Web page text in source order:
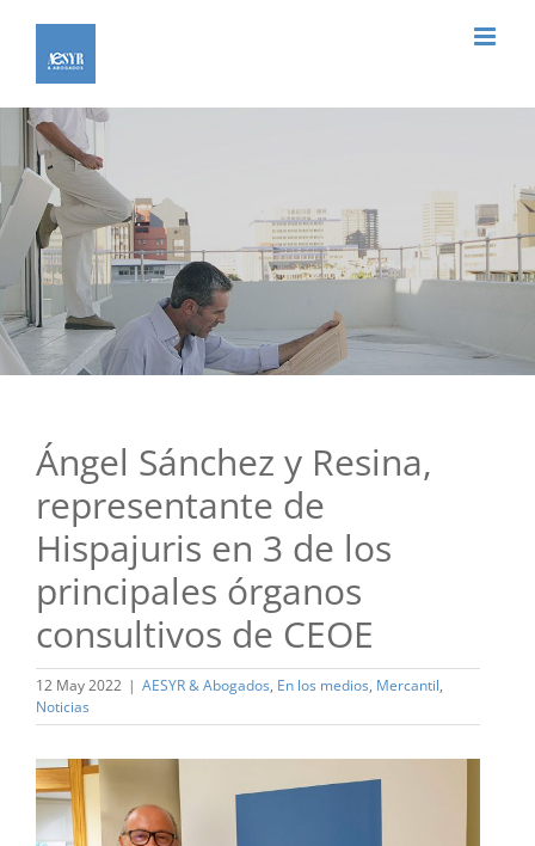
contenido
Ángel Sánchez y Resina,
representante de
Hispajuris en 3 de los
principales órganos
consultivos de CEOE
12 May 2022 | AESYR & Abogados, En los medios, Mercantil,
Noticias
Ver
imagen
más
grande